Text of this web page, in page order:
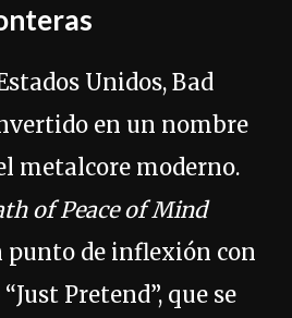
Unidos, Bad
en un nombre
metalcore moderno.
of Peace of Mind
punto de inflexión con
Pretend”, que se